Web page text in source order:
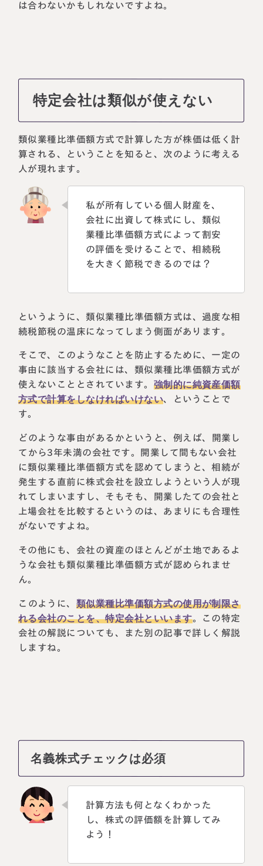
は合わないかもしれないですよね。
特定会社は類似が使えない
類似業種比準価額方式で計算した方が株価は低く計
算される、ということを知ると、次のように考える
人が現れます。
私が所有している個人財産を、
会社に出資して株式にし、類似
業種比準価額方式によって割安
の評価を受けることで、相続税
を大きく節税できるのでは？
というように、類似業種比準価額方式は、過度な相
続税節税の温床になってしまう側面があります。
そこで、このようなことを防止するために、一定の
事由に該当する会社には、類似業種比準価額方式が
使えないこととされています。 強制的に純資産価額
方式で計算をしなければいけない、ということで
す。
どのような事由があるかというと、例えば、開業し
てから3年未満の会社です。開業して間もない会社
に類似業種比準価額方式を認めてしまうと、相続が
発生する直前に株式会社を設立しようという人が現
れてしまいますし、そもそも、開業したての会社と
上場会社を比較するというのは、あまりにも合理性
がないですよね。
その他にも、会社の資産のほとんどが土地であるよ
うな会社も類似業種比準価額方式が認められませ
ん。
このように、類似業種比準価額方式の使用が制限さ
れる会社のことを、特定会社といいます。この特定
会社の解説についても、また別の記事で詳しく解説
しますね。
名義株式チェックは必須
計算方法も何となくわかった
し、株式の評価額を計算してみ
よう！